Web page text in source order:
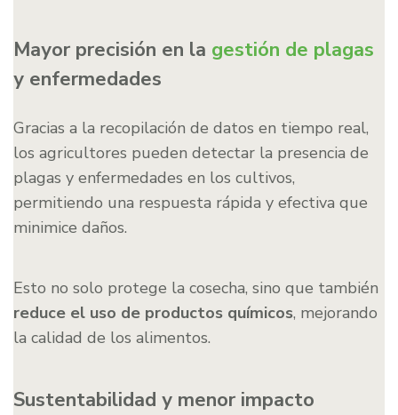
Mayor precisión en la gestión de plagas
y enfermedades
Gracias a la recopilación de datos en tiempo real,
los agricultores pueden detectar la presencia de
plagas y enfermedades en los cultivos,
permitiendo una respuesta rápida y efectiva que
minimice daños.
Esto no solo protege la cosecha, sino que también
reduce el uso de productos químicos, mejorando
la calidad de los alimentos.
Sustentabilidad y menor impacto